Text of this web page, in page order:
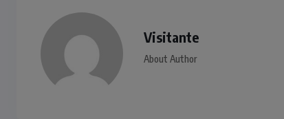
Visitante
About Author